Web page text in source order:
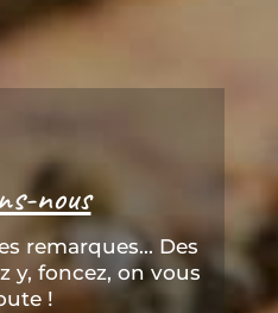
nous
remarques... Des
y, foncez, on vous
!